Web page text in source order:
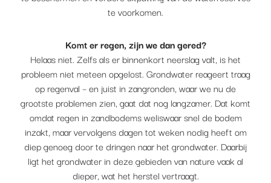
te voorkomen.
Komt er regen, zijn we dan gered?
Helaas niet. Zelfs als er binnenkort neerslag valt, is het
probleem niet meteen opgelost. Grondwater reageert traag
op regenval – en juist in zangronden, waar we nu de
grootste problemen zien, gaat dat nog langzamer. Dat komt
omdat regen in zandbodems weliswaar snel de bodem
inzakt, maar vervolgens dagen tot weken nodig heeft om
diep genoeg door te dringen naar het grondwater. Daarbij
ligt het grondwater in deze gebieden van nature vaak al
dieper, wat het herstel vertraagt.